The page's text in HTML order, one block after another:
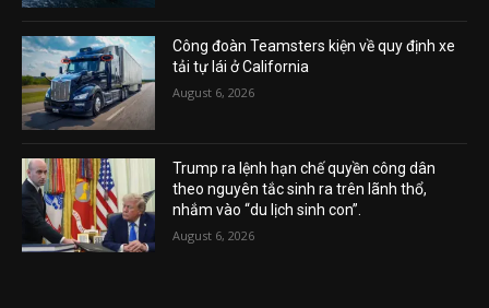
Công đoàn Teamsters kiện về quy định xe
tải tự lái ở California
August 6, 2026
Trump ra lệnh hạn chế quyền công dân
theo nguyên tắc sinh ra trên lãnh thổ,
nhắm vào “du lịch sinh con”.
August 6, 2026